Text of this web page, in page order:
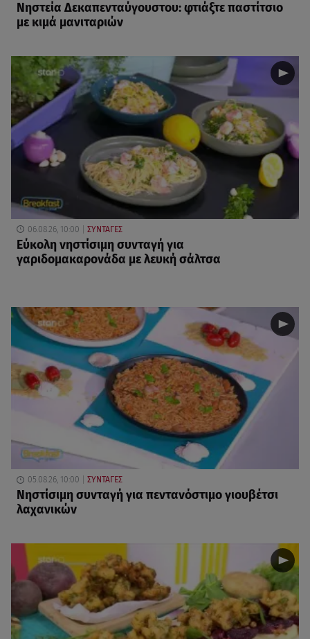
Νηστεία Δεκαπενταύγουστου: φτιάξτε παστίτσιο
με κιμά μανιταριών
06.08.26, 10:00 ΣΥΝΤΑΓΕΣ
Eύκολη νηστίσιμη συνταγή για
γαριδομακαρονάδα με λευκή σάλτσα
05.08.26, 10:00 ΣΥΝΤΑΓΕΣ
Νηστίσιμη συνταγή για πεντανόστιμο γιουβέτσι
λαχανικών